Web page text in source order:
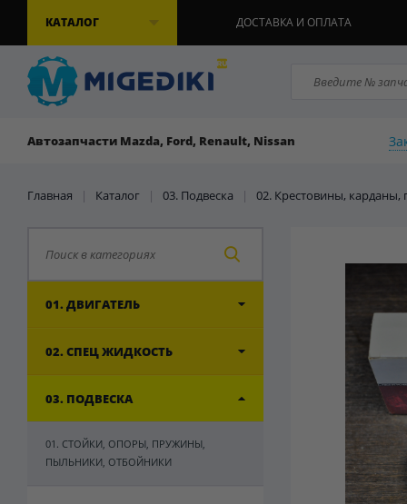
КАТАЛОГ ДОСТАВКА И ОПЛАТА
Автозапчасти Mazda, Ford, Renault, Nissan
Главная | Каталог | 03. Подвеска | 02. Крестовины,
01. ДВИГАТЕЛЬ
02. СПЕЦ ЖИДКОСТЬ
03. ПОДВЕСКА
01. СТОЙКИ, ОПОРЫ, ПРУЖИНЫ,
ПЫЛЬНИКИ, ОТБОЙНИКИ